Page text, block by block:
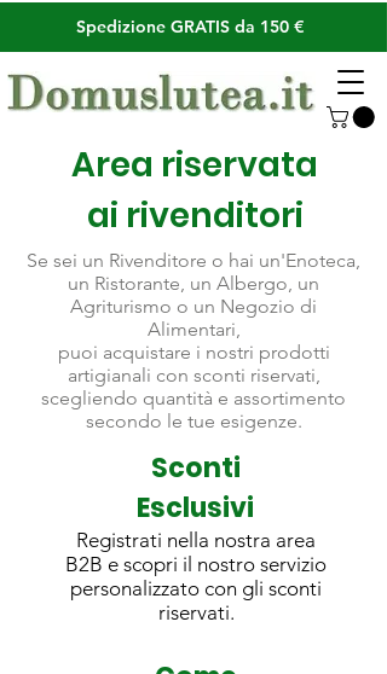
Spedizione GRATIS da 150 €
Area riservata
ai rivenditori
Se sei un Rivenditore o hai un'Enoteca,
un Ristorante, un Albergo, un
Agriturismo o un Negozio di
Alimentari,
puoi acquistare i nostri prodotti
artigianali con sconti riservati,
scegliendo quantità e assortimento
secondo le tue esigenze.
Sconti
Esclusivi
Registrati nella nostra area
B2B e scopri il nostro servizio
personalizzato con gli sconti
riservati.